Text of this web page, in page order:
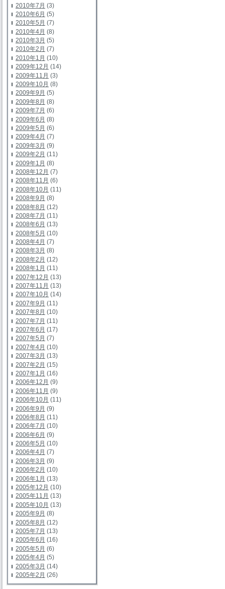
2010年7月 (3)
2010年6月 (5)
2010年5月 (7)
2010年4月 (8)
2010年3月 (5)
2010年2月 (7)
2010年1月 (10)
2009年12月 (14)
2009年11月 (3)
2009年10月 (8)
2009年9月 (5)
2009年8月 (8)
2009年7月 (6)
2009年6月 (8)
2009年5月 (6)
2009年4月 (7)
2009年3月 (9)
2009年2月 (11)
2009年1月 (8)
2008年12月 (7)
2008年11月 (6)
2008年10月 (11)
2008年9月 (8)
2008年8月 (12)
2008年7月 (11)
2008年6月 (13)
2008年5月 (10)
2008年4月 (7)
2008年3月 (8)
2008年2月 (12)
2008年1月 (11)
2007年12月 (13)
2007年11月 (13)
2007年10月 (14)
2007年9月 (11)
2007年8月 (10)
2007年7月 (11)
2007年6月 (17)
2007年5月 (7)
2007年4月 (10)
2007年3月 (13)
2007年2月 (15)
2007年1月 (16)
2006年12月 (9)
2006年11月 (9)
2006年10月 (11)
2006年9月 (9)
2006年8月 (11)
2006年7月 (10)
2006年6月 (9)
2006年5月 (10)
2006年4月 (7)
2006年3月 (9)
2006年2月 (10)
2006年1月 (13)
2005年12月 (10)
2005年11月 (13)
2005年10月 (13)
2005年9月 (8)
2005年8月 (12)
2005年7月 (13)
2005年6月 (16)
2005年5月 (6)
2005年4月 (5)
2005年3月 (14)
2005年2月 (26)